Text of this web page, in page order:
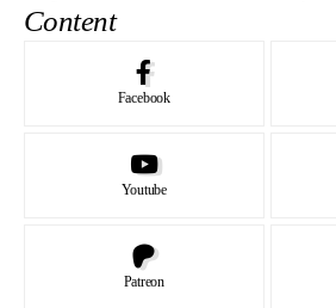
Content
Facebook
Youtube
Patreon